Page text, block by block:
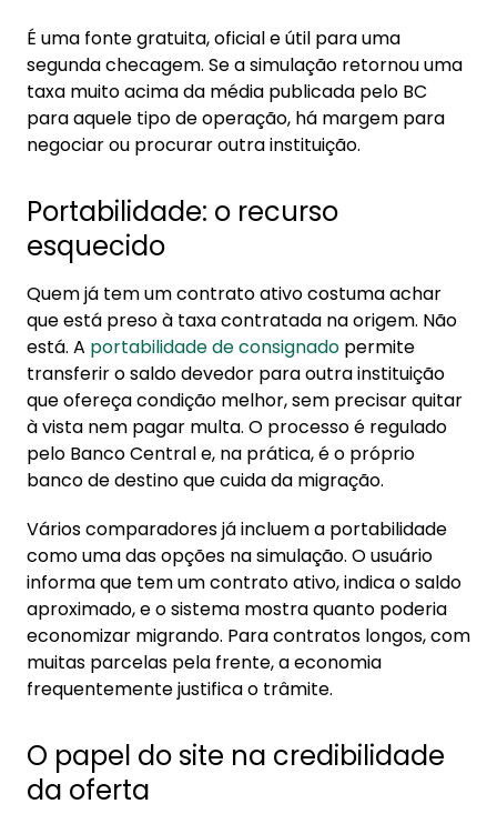
É uma fonte gratuita, oficial e útil para uma
segunda checagem. Se a simulação retornou uma
taxa muito acima da média publicada pelo BC
para aquele tipo de operação, há margem para
negociar ou procurar outra instituição.
Portabilidade: o recurso
esquecido
Quem já tem um contrato ativo costuma achar
que está preso à taxa contratada na origem. Não
está. A portabilidade de consignado permite
transferir o saldo devedor para outra instituição
que ofereça condição melhor, sem precisar quitar
à vista nem pagar multa. O processo é regulado
pelo Banco Central e, na prática, é o próprio
banco de destino que cuida da migração.
Vários comparadores já incluem a portabilidade
como uma das opções na simulação. O usuário
informa que tem um contrato ativo, indica o saldo
aproximado, e o sistema mostra quanto poderia
economizar migrando. Para contratos longos, com
muitas parcelas pela frente, a economia
frequentemente justifica o trâmite.
O papel do site na credibilidade
da oferta